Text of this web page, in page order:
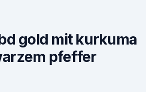
gold mit kurkuma
pfeffer